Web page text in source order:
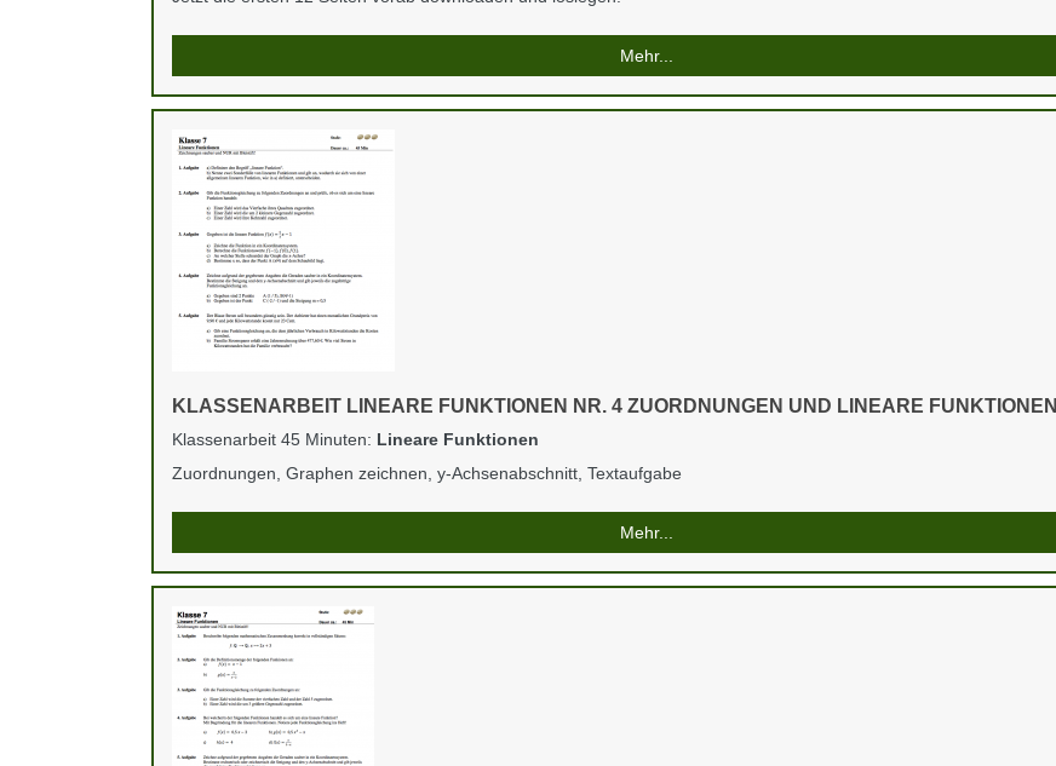
Mehr...
KLASSENARBEIT LINEARE FUNKTIONEN NR. 4 ZUORDNUNGEN UND LINEARE FUNKTIONEN
Klassenarbeit 45 Minuten: Lineare Funktionen
Zuordnungen, Graphen zeichnen, y-Achsenabschnitt, Textaufgabe
Mehr...